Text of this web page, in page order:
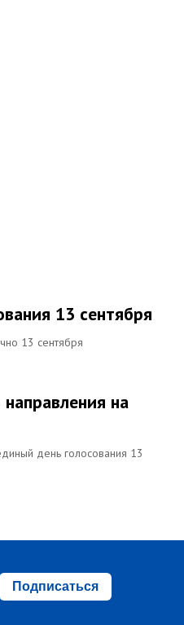
13 сентября
13 сентября
на
день голосования 13
Подписаться